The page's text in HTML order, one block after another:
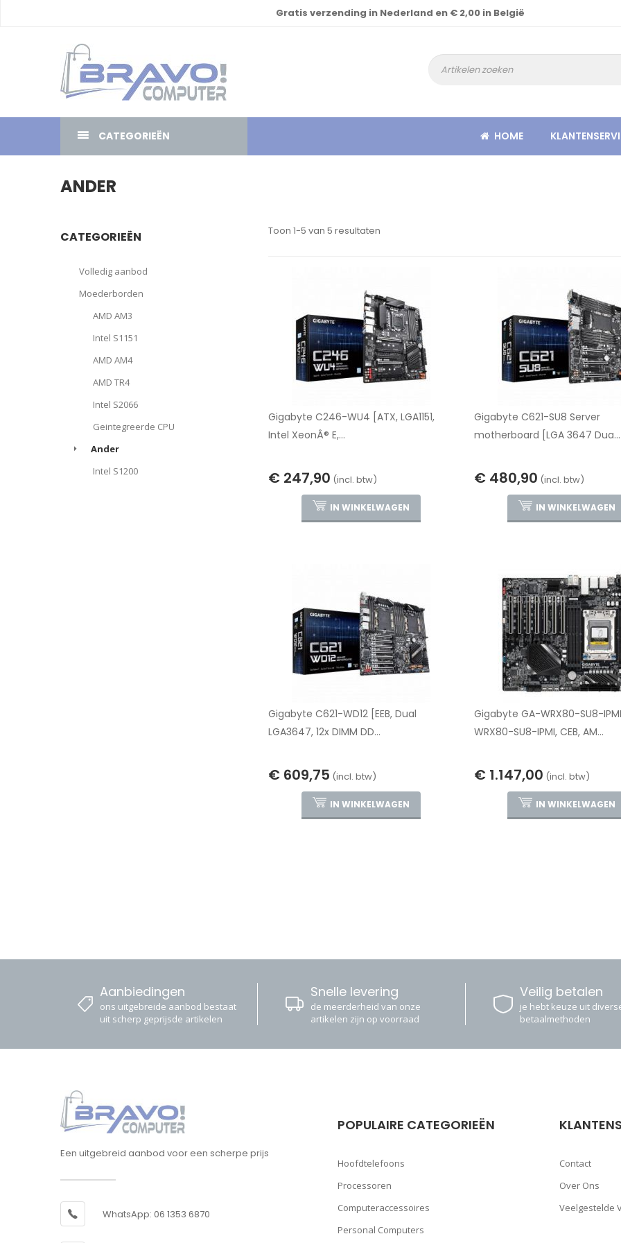
Gratis verzending in Nederland en € 2,00 in België
CATEGORIEËN HOME
ANDER
Toon 1-5 van 5 resultaten
Gigabyte C246-WU4 [ATX, LGA1151,
Intel XeonÂ® E,...
€ 247,90 (incl. btw)
IN WINKELWAGEN
Gigabyte C621-SU8 Server
motherboard [LGA 3647 Dua...
€ 480,90 (incl. btw)
IN WINKELWAGEN
Gigabyte C621-WD12 [EEB, Dual
LGA3647, 12x DIMM DD...
€ 609,75 (incl. btw)
IN WINKELWAGEN
Gigabyte GA-WRX80-SU8-IPMI
WRX80-SU8-IPMI, CEB, AM...
€ 1.147,00 (incl. btw)
IN WINKELWAGEN
CATEGORIEËN
Volledig aanbod
Moederborden
AMD AM3
Intel S1151
AMD AM4
AMD TR4
Intel S2066
Geintegreerde CPU
Ander
Intel S1200
Aanbiedingen
ons uitgebreide aanbod bestaat
uit scherp geprijsde artikelen
Snelle levering
de meerderheid van onze
artikelen zijn op voorraad
Veilig betalen
je hebt keuze uit
betaalmethoden
Een uitgebreid aanbod voor een scherpe prijs
WhatsApp: 06 1353 6870
POPULAIRE CATEGORIEËN
Hoofdtelefoons
Processoren
Computeraccessoires
Personal Computers
Contact
Over Ons
Veelgestelde